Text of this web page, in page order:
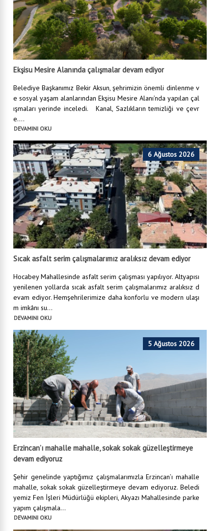
Ekşisu Mesire Alanında çalışmalar devam ediyor
Belediye Başkanımız Bekir Aksun, şehrimizin önemli dinlenme v
e sosyal yaşam alanlarından Ekşisu Mesire Alanı’nda yapılan çal
ışmaları yerinde inceledi. Kanal, Sazlıkların temizliği ve çevr
e....
DEVAMINI OKU
6 Ağustos 2026
Sıcak asfalt serim çalışmalarımız aralıksız devam ediyor
Hocabey Mahallesinde asfalt serim çalışması yapılıyor. Altyapısı
yenilenen yollarda sıcak asfalt serim çalışmalarımız aralıksız d
evam ediyor. Hemşehrilerimize daha konforlu ve modern ulaşı
m imkânı su...
DEVAMINI OKU
5 Ağustos 2026
Erzincan’ı mahalle mahalle, sokak sokak güzelleştirmeye
devam ediyoruz
Şehir genelinde yaptığımız çalışmalarımızla Erzincan’ı mahalle
mahalle, sokak sokak güzelleştirmeye devam ediyoruz. Beledi
yemiz Fen İşleri Müdürlüğü ekipleri, Akyazı Mahallesinde parke
yapım çalışmala...
DEVAMINI OKU